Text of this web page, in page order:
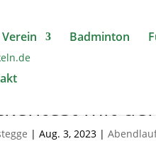
Badminton
mit
|Aug. 3, 2023 |